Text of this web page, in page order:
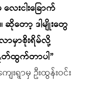
းငါးခြောက်
တော့ ဒါမျိုးတွေ
မှာစိုးရိမ်လို့
တ်ထွက်တာပါ”
ရွာမှ ဦးထွန်းဝင်း